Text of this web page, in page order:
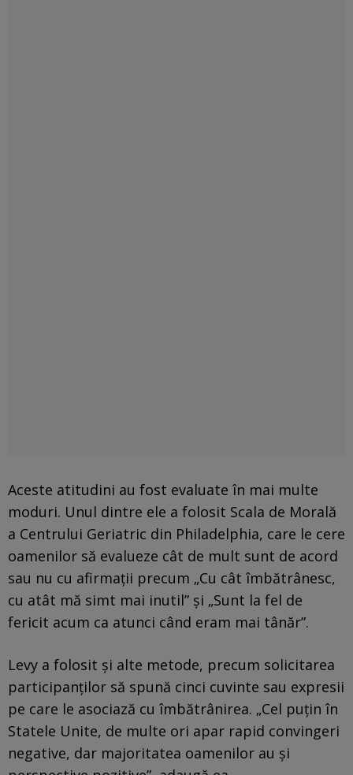
Aceste atitudini au fost evaluate în mai multe
moduri. Unul dintre ele a folosit Scala de Morală
a Centrului Geriatric din Philadelphia, care le cere
oamenilor să evalueze cât de mult sunt de acord
sau nu cu afirmații precum „Cu cât îmbătrânesc,
cu atât mă simt mai inutil” și „Sunt la fel de
fericit acum ca atunci când eram mai tânăr”.
Levy a folosit și alte metode, precum solicitarea
participanților să spună cinci cuvinte sau expresii
pe care le asociază cu îmbătrânirea. „Cel puțin în
Statele Unite, de multe ori apar rapid convingeri
negative, dar majoritatea oamenilor au și